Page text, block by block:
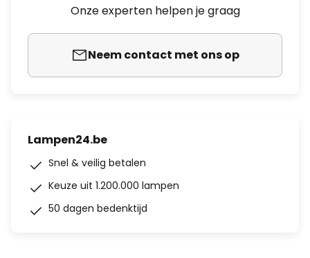
Onze experten helpen je graag
Neem contact met ons op
Lampen24.be
Snel & veilig betalen
Keuze uit 1.200.000 lampen
50 dagen bedenktijd